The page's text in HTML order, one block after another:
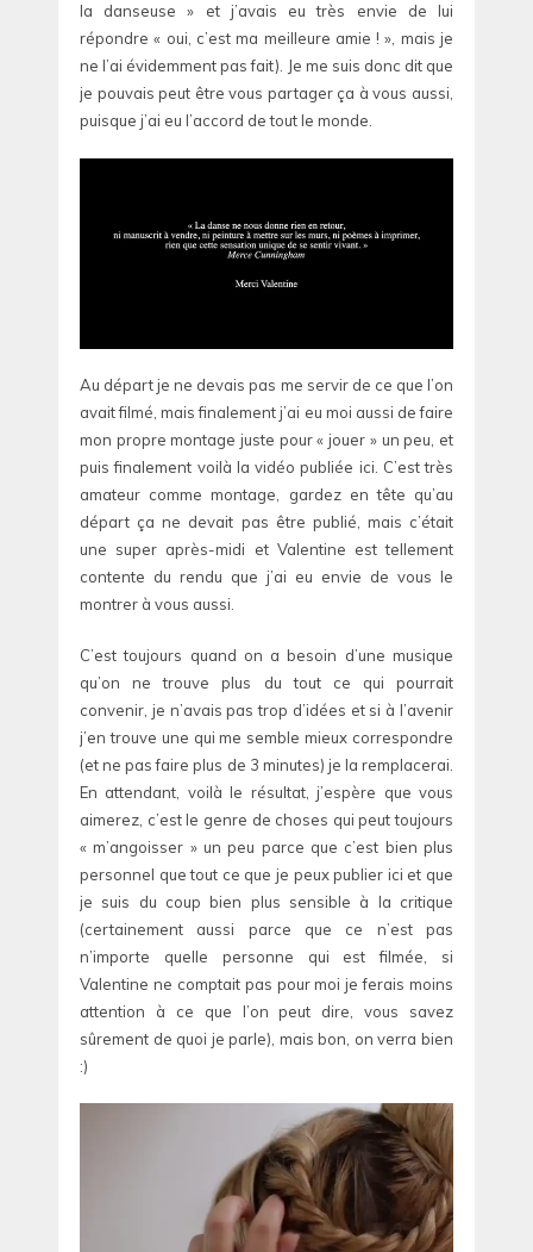
la danseuse » et j’avais eu très envie de lui
répondre « oui, c’est ma meilleure amie ! », mais je
ne l’ai évidemment pas fait). Je me suis donc dit que
je pouvais peut être vous partager ça à vous aussi,
puisque j’ai eu l’accord de tout le monde.
Au départ je ne devais pas me servir de ce que l’on
avait filmé, mais finalement j’ai eu moi aussi de faire
mon propre montage juste pour « jouer » un peu, et
puis finalement voilà la vidéo publiée ici. C’est très
amateur comme montage, gardez en tête qu’au
départ ça ne devait pas être publié, mais c’était
une super après-midi et Valentine est tellement
contente du rendu que j’ai eu envie de vous le
montrer à vous aussi.
C’est toujours quand on a besoin d’une musique
qu’on ne trouve plus du tout ce qui pourrait
convenir, je n’avais pas trop d’idées et si à l’avenir
j’en trouve une qui me semble mieux correspondre
(et ne pas faire plus de 3 minutes) je la remplacerai.
En attendant, voilà le résultat, j’espère que vous
aimerez, c’est le genre de choses qui peut toujours
« m’angoisser » un peu parce que c’est bien plus
personnel que tout ce que je peux publier ici et que
je suis du coup bien plus sensible à la critique
(certainement aussi parce que ce n’est pas
n’importe quelle personne qui est filmée, si
Valentine ne comptait pas pour moi je ferais moins
attention à ce que l’on peut dire, vous savez
sûrement de quoi je parle), mais bon, on verra bien
:)